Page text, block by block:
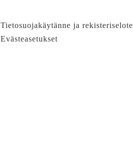
Tietosuojakäytänne ja rekisteriselote
Evästeasetukset